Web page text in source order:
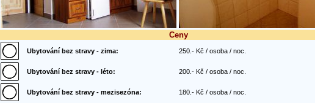
Ceny
Ubytování bez stravy - zima: 250.- Kč / osoba / noc.
Ubytování bez stravy - léto: 200.- Kč / osoba / noc.
Ubytování bez stravy - mezisezóna: 180.- Kč / osoba / noc.